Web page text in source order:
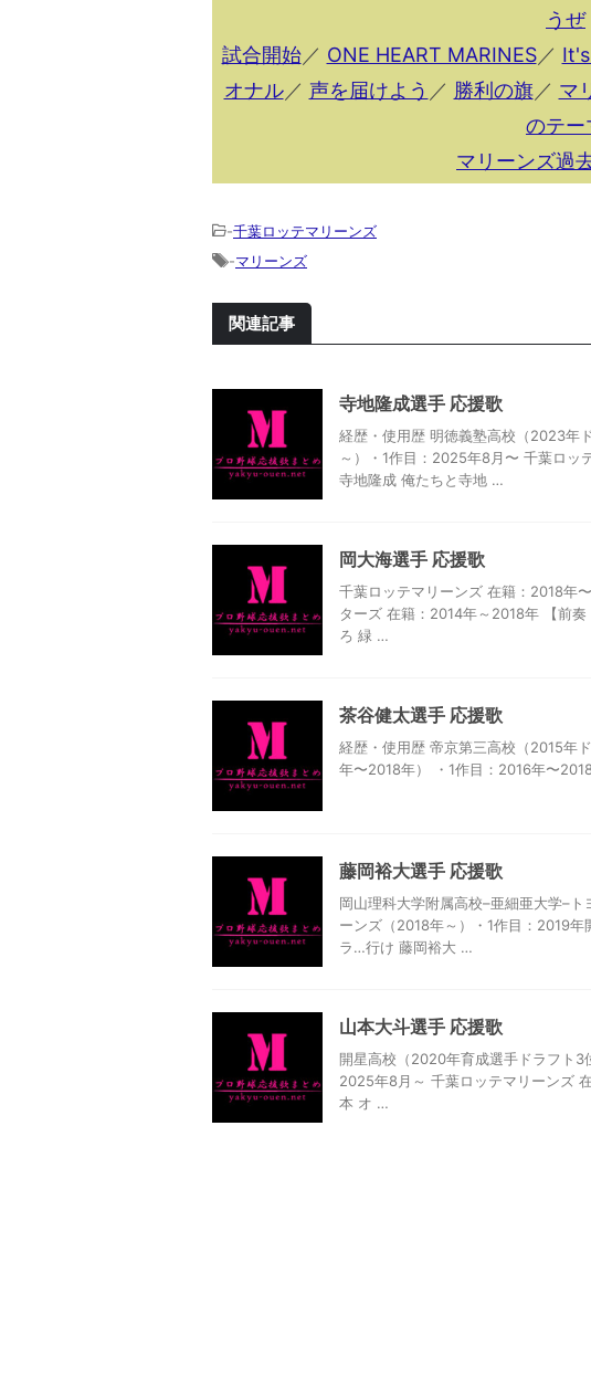
うぜ
試合開始／ ONE HEART MARINES／
オナル／ 声を届けよう ／ 勝利の旗／ マ
のテー
マリーンズ過
-千葉ロッテマリーンズ
-マリーンズ
関連記事
寺地隆成選手 応援歌
経歴・使用歴 明徳義塾高校（2023年
～）・1作目：2025年8月〜 千葉ロッ
寺地隆成 俺たちと寺地 …
岡大海選手 応援歌
千葉ロッテマリーンズ 在籍：2018年
ターズ 在籍：2014年～2018年 【前
ろ 緑 …
茶谷健太選手 応援歌
経歴・使用歴 帝京第三高校（2015年
年〜2018年） ・1作目：2016年〜
藤岡裕大選手 応援歌
岡山理科大学附属高校–亜細亜大学–
ーンズ（2018年～）・1作目：2019
ラ…行け 藤岡裕大 …
山本大斗選手 応援歌
開星高校（2020年育成選手ドラフト3
2025年8月～ 千葉ロッテマリーンズ
本 オ …